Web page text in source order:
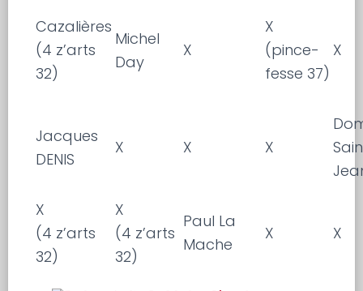
Cazalières
(4 z’arts
32)
Michel
Day
X
X
(pince-
fesse 37)
X
Jacques
DENIS
X X X
X
(4 z’arts
32)
X
(4 z’arts
32)
Paul La
Mache
X X